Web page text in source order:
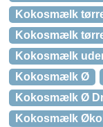
Kokosmælk
Kokosmælk
Kokosmælk
Kokosmælk Ø
Kokosmælk Ø
Kokosmælk